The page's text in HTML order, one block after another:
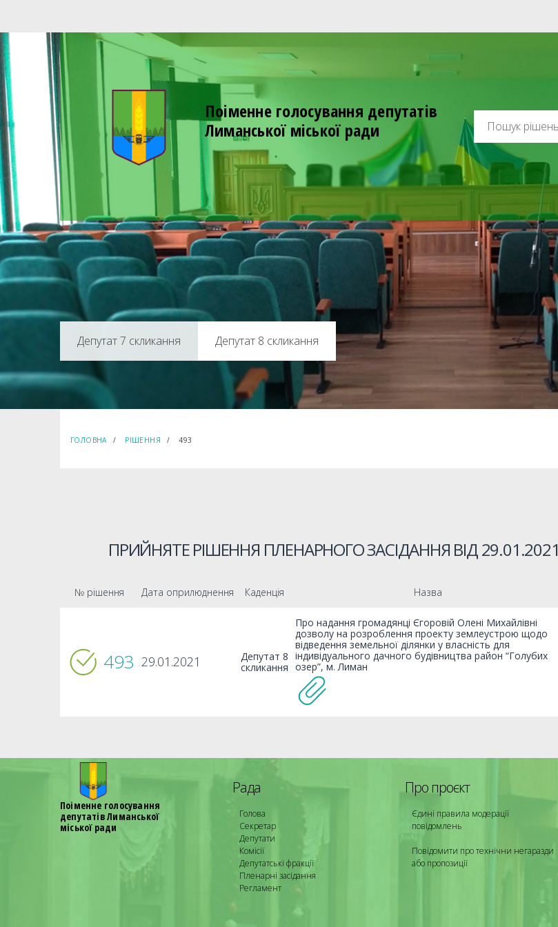
Поіменне голосування депутатів
Лиманської міської ради
Депутат 8 скликання
ГОЛОВНА РІШЕННЯ 493
ПРИЙНЯТЕ РІШЕННЯ ПЛЕНАРНОГО ЗАСІДАННЯ ВІД29.01.2021
№ рішення Дата оприлюднення Каденція Назва
493 29.01.2021
Депутат 8
скликання
Про надання громадянці Єгоровій Олені Михайлівні
дозволу на розроблення проекту землеустрою щодо
відведення земельної ділянки у власність для
індивідуального дачного будівництва район “Голубих
озер”, м. Лиман
Поіменне голосування
депутатів Лиманської
міської ради
Рада
Голова
Секретар
Депутати
Комісії
Депутатські фракції
Пленарні засідання
Регламент
Про проєкт
Єдині правила модерації
повідомлень
Повідомити про технічни негаразди
або пропозиції